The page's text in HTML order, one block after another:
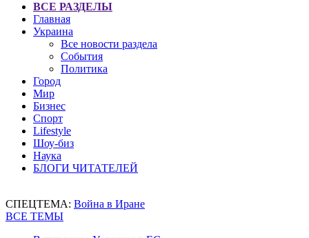
ВСЕ РАЗДЕЛЫ
Главная
Украина
Все новости раздела
События
Политика
Город
Мир
Бизнес
Спорт
Lifestyle
Шоу-биз
Наука
БЛОГИ ЧИТАТЕЛЕЙ
СПЕЦТЕМА: Война в Иране
ВСЕ ТЕМЫ